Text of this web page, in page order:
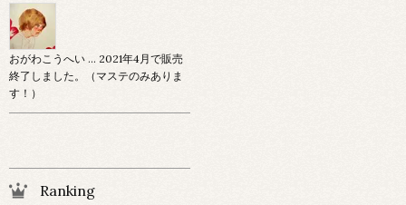
おがわこうへい … 2021年4月で販売
終了しました。（マステのみありま
す！）
Ranking